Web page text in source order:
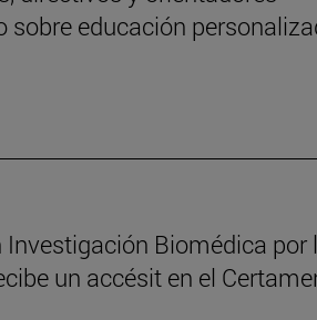
sobre educación
Investigación Biomédica por
un accésit en el